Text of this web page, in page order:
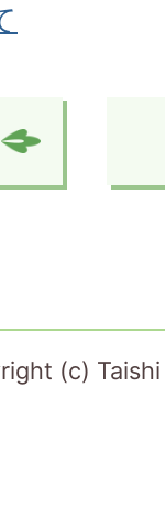
(c)